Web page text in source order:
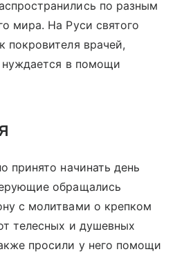
по разным
мира. На Руси святого
покровителя врачей,
нуждается в помощи
принято начинать день
обращались
с молитвами о крепком
телесных и душевных
просили у него помощи